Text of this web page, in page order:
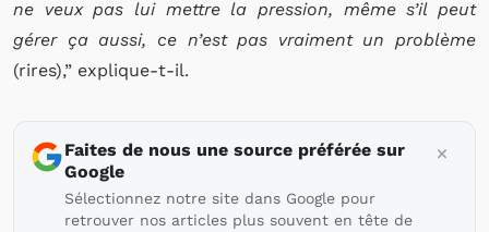
ne veux pas lui mettre la pression, même s’il peut
gérer ça aussi, ce n’est pas vraiment un problème
(rires),” explique-t-il.
Faites de nous une source préférée sur
Google
Sélectionnez notre site dans Google pour
retrouver nos articles plus souvent en tête de